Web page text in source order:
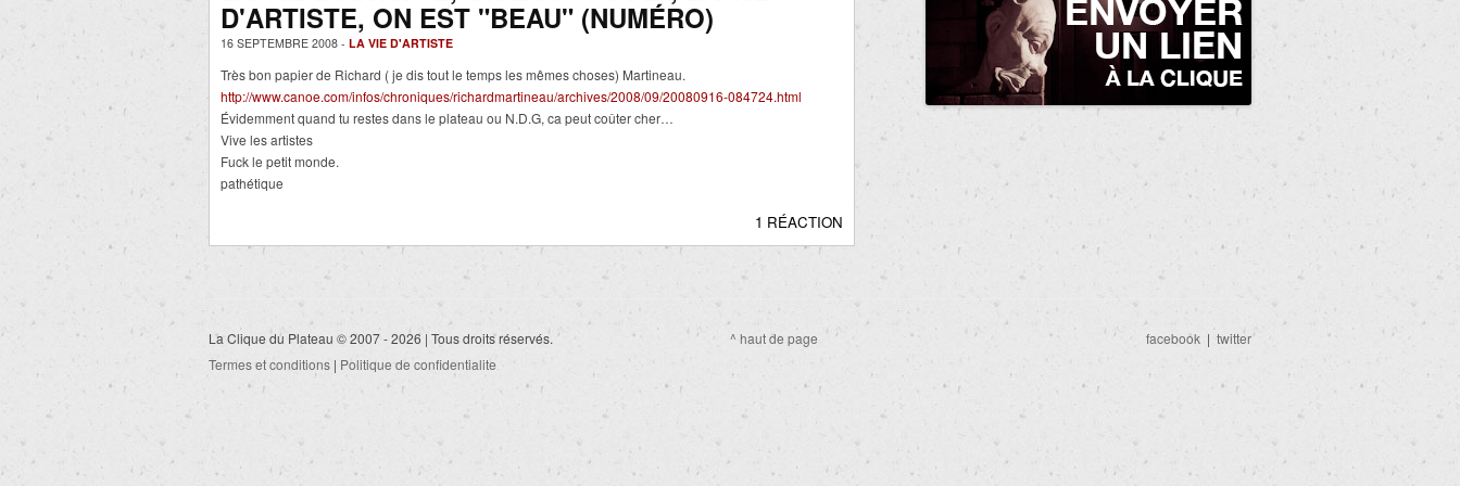
D'ARTISTE, ON EST "BEAU" (NUMÉRO)
16 SEPTEMBRE 2008 - LA VIE D'ARTISTE
Très bon papier de Richard ( je dis tout le temps les mêmes choses) Martineau.
http://www.canoe.com/infos/chroniques/richardmartineau/archives/2008/09/20080916-084724.html
Évidemment quand tu restes dans le plateau ou N.D.G, ca peut coûter cher…
Vive les artistes
Fuck le petit monde.
pathétique
1 RÉACTION
La Clique du Plateau © 2007 - 2026 | Tous droits réservés.
Termes et conditions | Politique de confidentialite
^ haut de page facebook | twitter